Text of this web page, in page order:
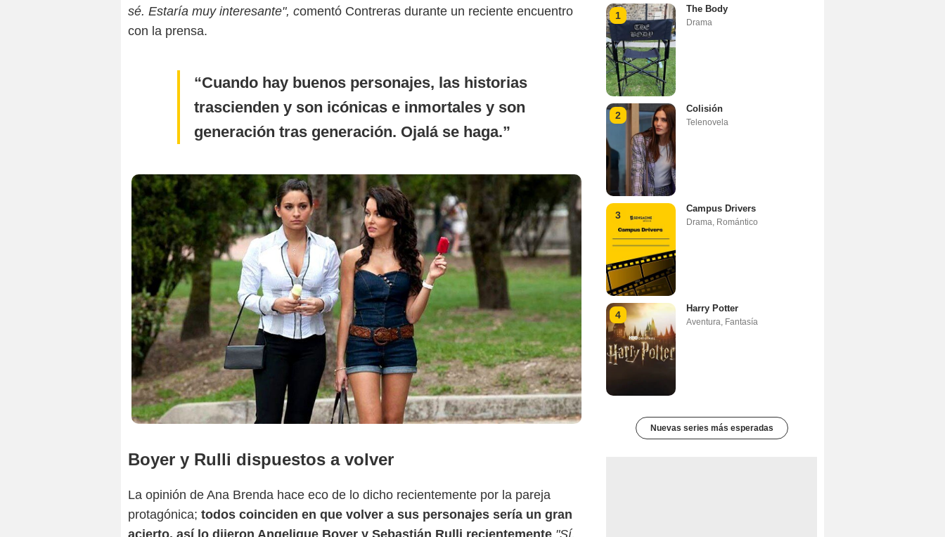
sé. Estaría muy interesante", comentó Contreras durante un reciente encuentro
con la prensa.
Cuando hay buenos personajes, las historias
trascienden y son icónicas e inmortales y son
generación tras generación. Ojalá se haga.
Boyer y Rulli dispuestos a volver
La opinión de Ana Brenda hace eco de lo dicho recientemente por la pareja
protagónica; todos coinciden en que volver a sus personajes sería un gran
1
The Body
Drama
2
Colisión
Telenovela
3
Campus Drivers
Drama Romántico
4
Harry Potter
Aventura Fantasía
Nuevas series más esperadas